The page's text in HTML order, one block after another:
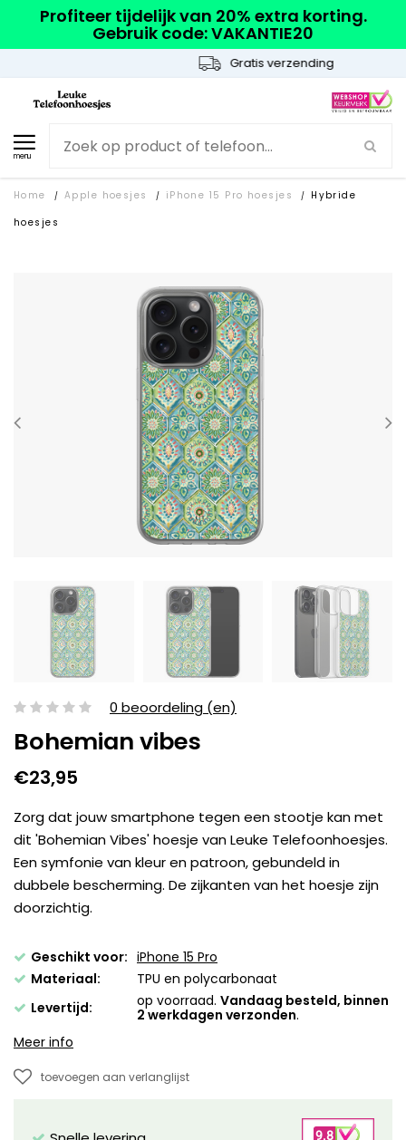
Profiteer tijdelijk van 20% extra korting.
Gebruik code: VAKANTIE20
Gratis verzending
menu
Home / Apple hoesjes / iPhone 15 Pro hoesjes /
Hybride
hoesjes
0 beoordeling (en)
Bohemian vibes
€23,95
Zorg dat jouw smartphone tegen een stootje kan met
dit 'Bohemian Vibes' hoesje van Leuke Telefoonhoesjes.
Een symfonie van kleur en patroon, gebundeld in
dubbele bescherming. De zijkanten van het hoesje zijn
doorzichtig.
Geschikt voor: iPhone 15 Pro
Materiaal:
TPU en polycarbonaat
Levertijd:
op voorraad. Vandaag besteld, binnen
2 werkdagen verzonden.
Meer info
toevoegen aan verlanglijst